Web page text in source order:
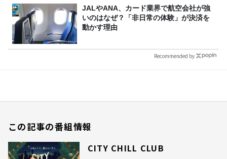
JALやANA、カード業界で航空会社が強
いのはなぜ？「非日常の体験」が決済を
動かす理由
Recommended by
この記事の番組情報
CITY CHILL CLUB